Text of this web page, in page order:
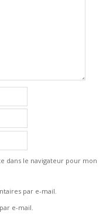
dans le navigateur pour mon
par e-mail.
e-mail.